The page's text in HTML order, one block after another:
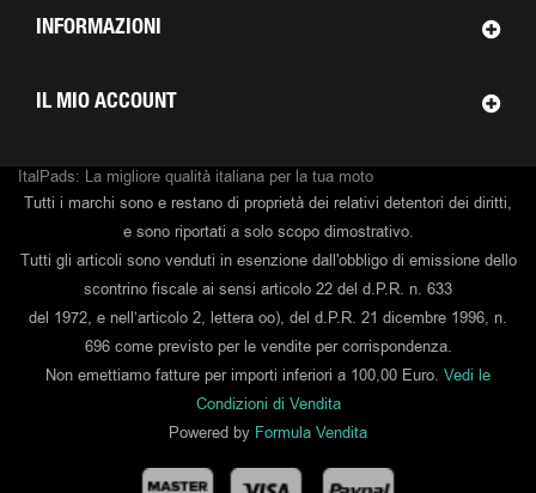
INFORMAZIONI
IL MIO ACCOUNT
ItalPads: La migliore qualità italiana per la tua moto
Tutti i marchi sono e restano di proprietà dei relativi detentori dei diritti,
e sono riportati a solo scopo dimostrativo.
Tutti gli articoli sono venduti in esenzione dall'obbligo di emissione dello
scontrino fiscale ai sensi articolo 22 del d.P.R. n. 633
del 1972, e nell’articolo 2, lettera oo), del d.P.R. 21 dicembre 1996, n.
696 come previsto per le vendite per corrispondenza.
Non emettiamo fatture per importi inferiori a 100,00 Euro. Vedi le
Condizioni di Vendita
Powered by Formula Vendita